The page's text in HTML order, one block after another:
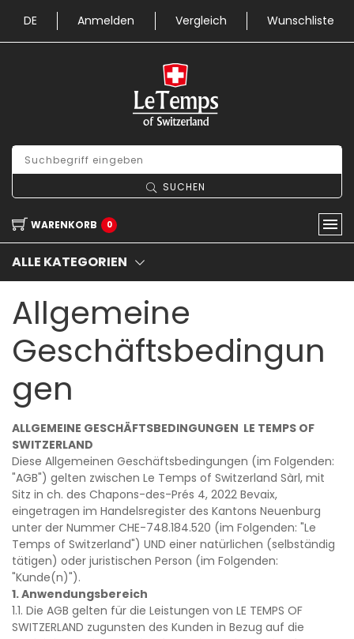
DE Anmelden Vergleich Wunschliste
SUCHEN
WARENKORB 0
ALLE KATEGORIEN
Allgemeine
Geschäftsbedingun
gen
ALLGEMEINE GESCHÄFTSBEDINGUNGEN LE TEMPS OF
SWITZERLAND
Diese Allgemeinen Geschäftsbedingungen (im Folgenden:
"AGB") gelten zwischen Le Temps of Switzerland Sàrl, mit
Sitz in ch. des Chapons-des-Prés 4, 2022 Bevaix,
eingetragen im Handelsregister des Kantons Neuenburg
unter der Nummer CHE-748.184.520 (im Folgenden: "Le
Temps of Switzerland") UND einer natürlichen (selbständig
tätigen) oder juristischen Person (im Folgenden:
"Kunde(n)").
1. Anwendungsbereich
1.1. Die AGB gelten für die Leistungen von LE TEMPS OF
SWITZERLAND zugunsten des Kunden in Bezug auf die